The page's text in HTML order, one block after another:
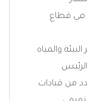
في قطاع
والمياه
من قيادات